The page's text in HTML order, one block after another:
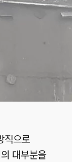
직으로
대부분을